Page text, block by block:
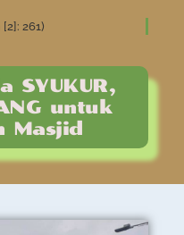
261)
SYUKUR,
untuk
Masjid